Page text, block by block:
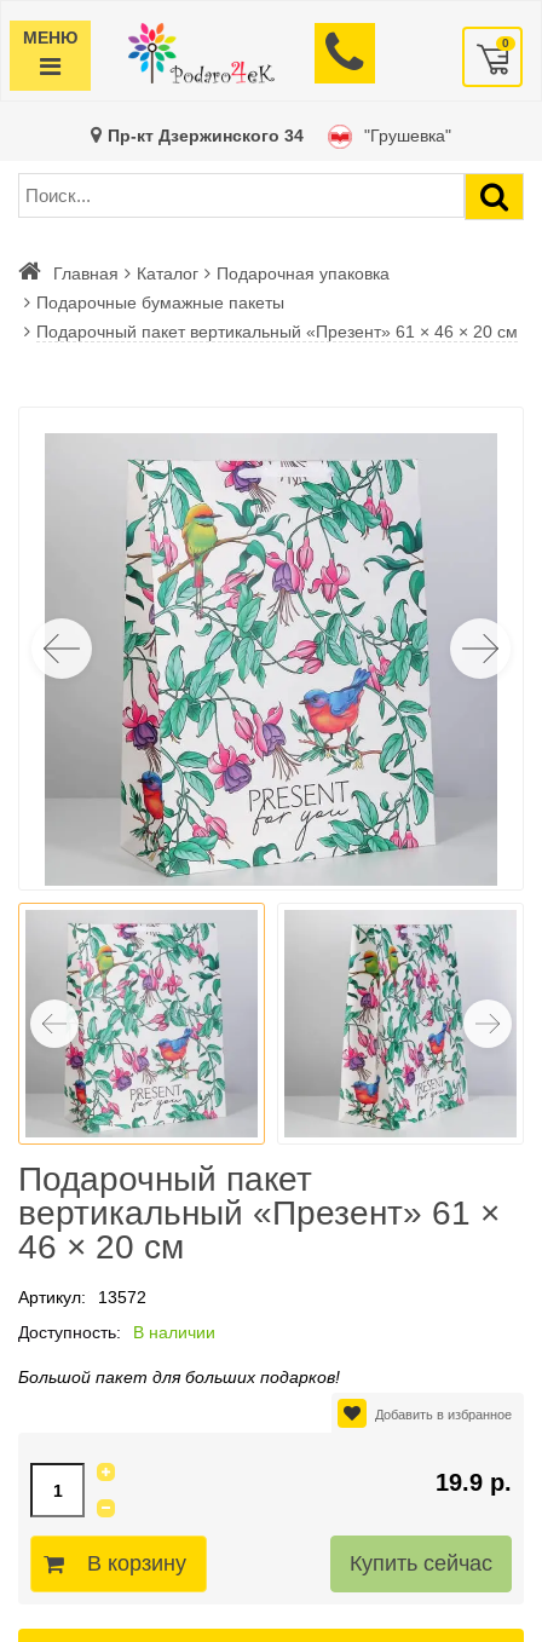
МЕНЮ 0
Пр-кт Дзержинского 34 "Грушевка"
Главная Каталог
Подарочная упаковка
Подарочные бумажные пакеты
Подарочный пакет вертикальный «Презент» 61 × 46 × 20 см
Подарочный пакет
вертикальный «Презент» 61 ×
46 × 20 см
Артикул:
13572
Доступность:
В наличии
Большой пакет для больших подарков!
Добавить в избранное
19.9 р.
В корзину